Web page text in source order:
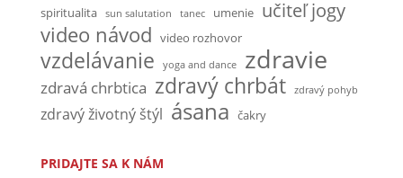
spiritualita sun salutation tanec umenie učiteľ jogy
video návod video rozhovor
vzdelávanie yoga and dance zdravie
zdravá chrbtica zdravý chrbát zdravý pohyb
zdravý životný štýl ásana čakry
PRIDAJTE SA K NÁM